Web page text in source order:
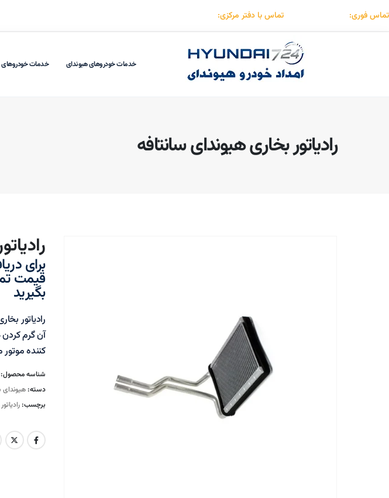
تماس فوری: تماس با دفتر مرکزی:
خدمات خودروهای هیوندای خدمات خودروهای
رادیاتور بخاری هیوندای سانتافه
برای
قیمت
بگیرید
رادیاتور
آن گرم
کننده
شناسه
دسته:هیوندای
برچسب: